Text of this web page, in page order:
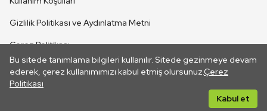
Bu sitede tanımlama bilgileri kullanılır. Sitede gezinmeye devam
ederek, çerez kullanımımızı kabul etmiş olursunuz.Çerez
Politikası
Kabul et
CANLI YAYINLAR
Gizlilik Politikası ve Aydınlatma Metni
Çerez Politikası
İletişim
Her hakkı saklıdır. ©2026 TRT. Bağlantı yoluyla gidilen dış